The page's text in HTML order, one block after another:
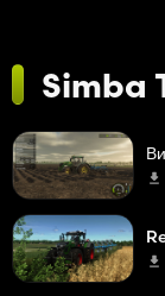
Simba